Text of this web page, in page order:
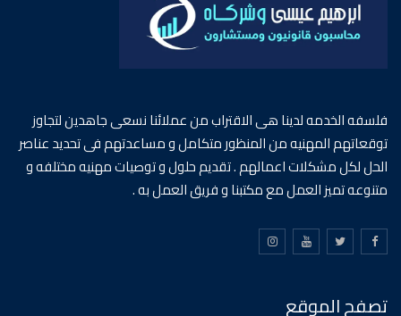
فلسفه الخدمه لدينا هى الاقتراب من عملائنا نسعى جاهدين لتجاوز
توقعاتهم المهنيه من المنظور متكامل و مساعدتهم فى تحديد عناصر
الحل لكل مشكلات اعمالهم . تقديم حلول و توصيات مهنيه مختلفه و
متنوعه تميز العمل مع مكتبنا و فريق العمل به .
تصفح الموقع